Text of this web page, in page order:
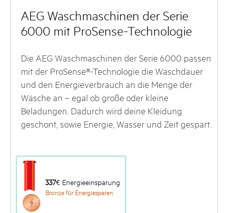
AEG Waschmaschinen der Serie
6000 mit ProSense-Technologie
Die AEG Waschmaschinen der Serie 6000 passen
mit der ProSense®-Technologie die Waschdauer
und den Energieverbrauch an die Menge der
Wäsche an – egal ob große oder kleine
Beladungen. Dadurch wird deine Kleidung
geschont, sowie Energie, Wasser und Zeit gespart.
337€ Energieeinsparung
Bronze für Energiesparen